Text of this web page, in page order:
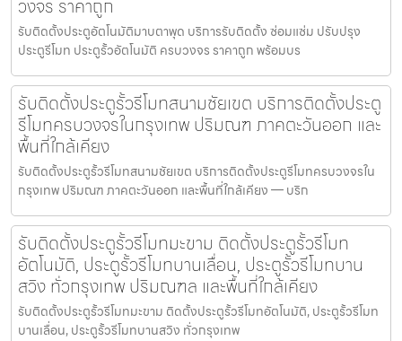
วงจร ราคาถูก
รับติดตั้งประตูอัตโนมัติมาบตาพุด บริการรับติดตั้ง ซ่อมแซ่ม ปรับปรุง
ประตูรีโมท ประตูรั้วอัตโนมัติ ครบวงจร ราคาถูก พร้อมบร
รับติดตั้งประตูรั้วรีโมทสนามชัยเขต บริการติดตั้งประตู
รีโมทครบวงจรในกรุงเทพ ปริมณฑ ภาคตะวันออก และ
พื้นที่ใกล้เคียง
รับติดตั้งประตูรั้วรีโมทสนามชัยเขต บริการติดตั้งประตูรีโมทครบวงจรใน
กรุงเทพ ปริมณฑ ภาคตะวันออก และพื้นที่ใกล้เคียง — บริก
รับติดตั้งประตูรั้วรีโมทมะขาม ติดตั้งประตูรั้วรีโมท
อัตโนมัติ, ประตูรั้วรีโมทบานเลื่อน, ประตูรั้วรีโมทบาน
สวิง ทั่วกรุงเทพ ปริมณฑล และพื้นที่ใกล้เคียง
รับติดตั้งประตูรั้วรีโมทมะขาม ติดตั้งประตูรั้วรีโมทอัตโนมัติ, ประตูรั้วรีโมท
บานเลื่อน, ประตูรั้วรีโมทบานสวิง ทั่วกรุงเทพ